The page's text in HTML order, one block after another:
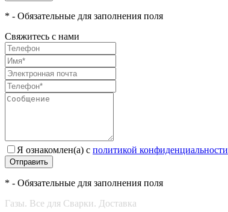
* - Обязательные для заполнения поля
Свяжитесь с нами
Я ознакомлен(а) с политикой конфиденциальности
Отправить
* - Обязательные для заполнения поля
Газы. Все для Сварки. Доставка